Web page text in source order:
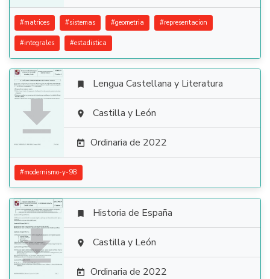
#matrices #sistemas #geometria #representacion
#integrales #estadistica

 Lengua Castellana y Literatura
 Castilla y León
 Ordinaria de 2022
#modernismo-y-98

 Historia de España
 Castilla y León
 Ordinaria de 2022